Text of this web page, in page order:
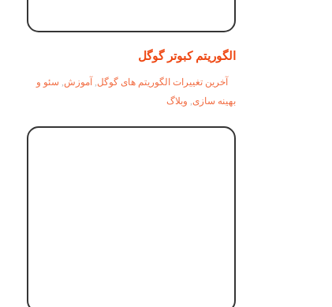
الگوریتم کبوتر گوگل
آخرین تغییرات الگوریتم های گوگل آموزش سئو و
بهینه سازی وبلاگ